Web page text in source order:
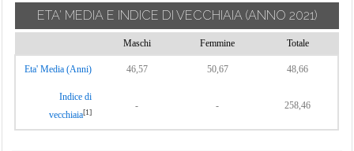
ETA' MEDIA E INDICE DI VECCHIAIA (ANNO 2021)
Maschi Femmine Totale
Eta' Media (Anni) 46,57 50,67 48,66
Indice di
vecchiaia[1]
- - 258,46